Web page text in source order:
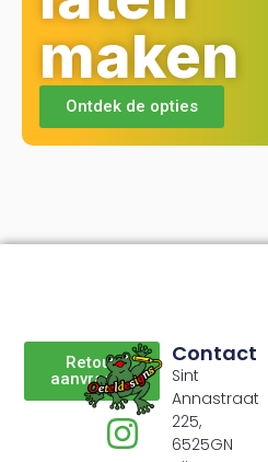
maken
Ontdek de opties
Retour
aanvragen
Contact
Sint
Annastraat
225,
6525GN